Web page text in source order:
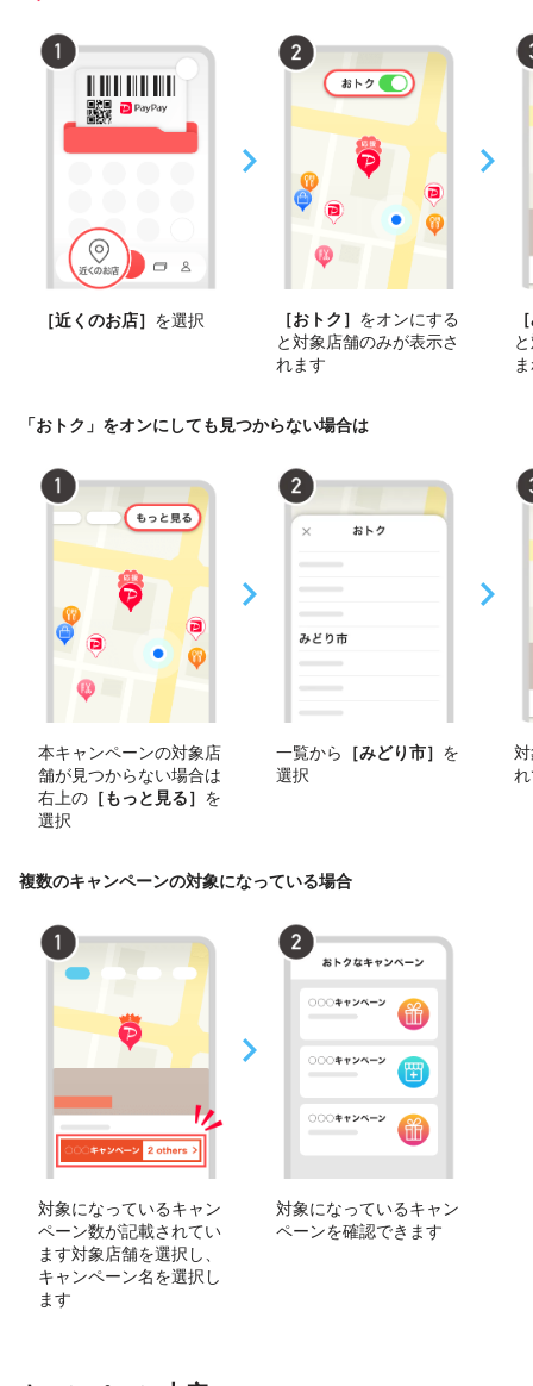
［近くのお店］ を選択 ［おトク］ をオンにする
と対象店舗のみが表示さ
れます
「おトク」をオンにしても見つからない場合は
本キャンペーンの対象店
舗が見つからない場合は
右上の ［もっと見る］ を
選択
一覧から ［みどり市］ を
選択
複数のキャンペーンの対象になっている場合
対象になっているキャン
ペーン数が記載されてい
ます対象店舗を選択し、
キャンペーン名を選択し
ます
対象になっているキャン
ペーンを確認できます